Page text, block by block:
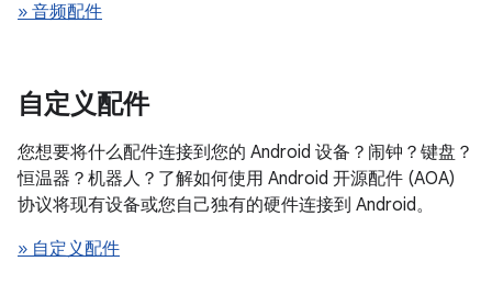
» 音频配件
自定义配件
您想要将什么配件连接到您的 Android 设备？闹钟？键盘？
恒温器？机器人？了解如何使用 Android 开源配件 (AOA)
协议将现有设备或您自己独有的硬件连接到 Android。
» 自定义配件